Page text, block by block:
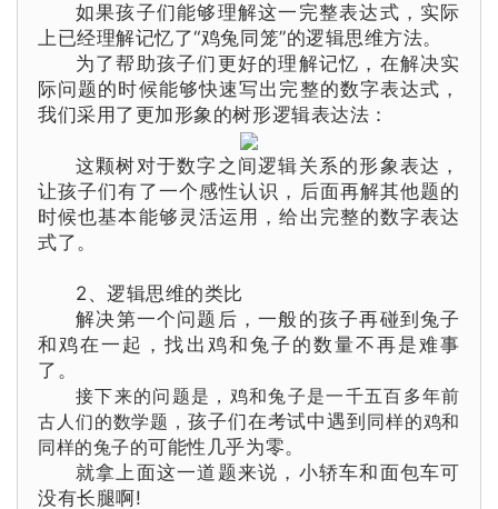
如果孩子们能够理解这一完整表达式，实际
上已经理解记忆了“鸡兔同笼”的逻辑思维方法。
为了帮助孩子们更好的理解记忆，在解决实
际问题的时候能够快速写出完整的数字表达式，
我们采用了更加形象的树形逻辑表达法：
这颗树对于数字之间逻辑关系的形象表达，
让孩子们有了一个感性认识，后面再解其他题的
时候也基本能够灵活运用，给出完整的数字表达
式了。
2、逻辑思维的类比
解决第一个问题后，一般的孩子再碰到兔子
和鸡在一起，找出鸡和兔子的数量不再是难事
了。
接下来的问题是， 鸡和兔子是一千五百多年前
古人们的数学题，孩子们在考试中遇到 同样的鸡和
同样的兔子的可能性几乎为零。
就拿上面这一道题来说，小轿车和面包车可
没有长腿啊!